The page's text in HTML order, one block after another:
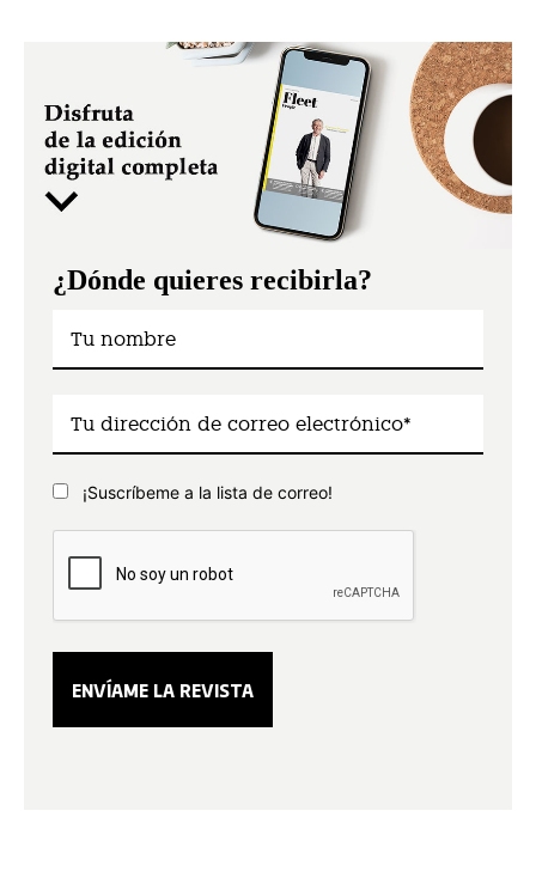
¿Dónde quieres recibirla?
¡Suscríbeme a la lista de correo!